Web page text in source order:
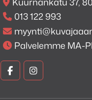
013 122 993
Palvelemme MA-
KuvaKuva